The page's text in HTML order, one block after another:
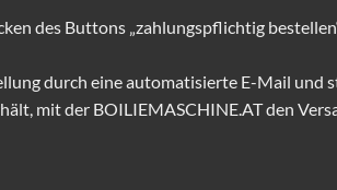
des Buttons „zahlungspflichtig
durch eine automatisierte E-Mail und
mit der BOILIEMASCHINE.AT den